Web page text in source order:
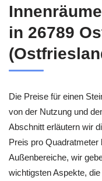
in 26789
Die Preise für einen
von der Nutzung und
Abschnitt erläutern wir
Preis pro
Außenbereiche, wir
wichtigsten Aspekte,